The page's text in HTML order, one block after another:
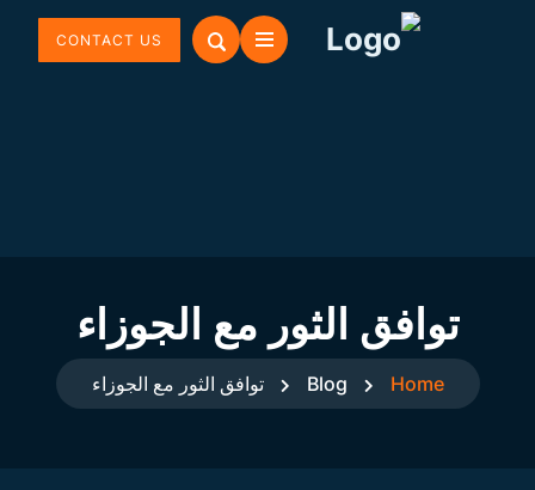
CONTACT US
توافق الثور مع الجوزاء
Home
Blog توافق الثور مع الجوزاء